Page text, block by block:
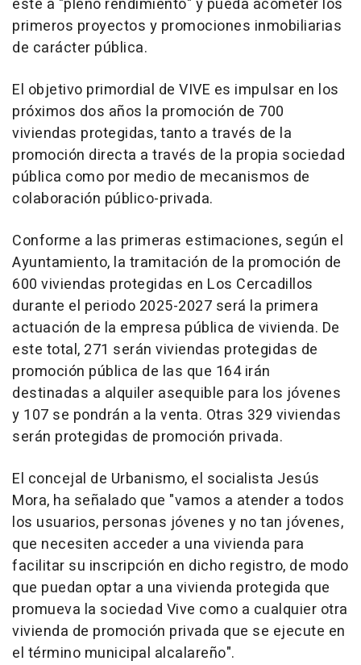
esté a "pleno rendimiento" y pueda acometer los
primeros proyectos y promociones inmobiliarias
de carácter pública.
El objetivo primordial de VIVE es impulsar en los
próximos dos años la promoción de 700
viviendas protegidas, tanto a través de la
promoción directa a través de la propia sociedad
pública como por medio de mecanismos de
colaboración público-privada.
Conforme a las primeras estimaciones, según el
Ayuntamiento, la tramitación de la promoción de
600 viviendas protegidas en Los Cercadillos
durante el periodo 2025-2027 será la primera
actuación de la empresa pública de vivienda. De
este total, 271 serán viviendas protegidas de
promoción pública de las que 164 irán
destinadas a alquiler asequible para los jóvenes
y 107 se pondrán a la venta. Otras 329 viviendas
serán protegidas de promoción privada.
El concejal de Urbanismo, el socialista Jesús
Mora, ha señalado que "vamos a atender a todos
los usuarios, personas jóvenes y no tan jóvenes,
que necesiten acceder a una vivienda para
facilitar su inscripción en dicho registro, de modo
que puedan optar a una vivienda protegida que
promueva la sociedad Vive como a cualquier otra
vivienda de promoción privada que se ejecute en
el término municipal alcalareño".